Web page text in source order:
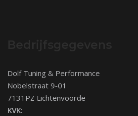
Dolf Tuning & Performance
Nobelstraat 9-01
7131PZ Lichtenvoorde
KVK: